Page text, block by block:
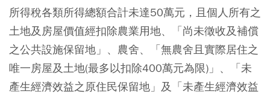
所得稅各類所得總額合計未達50萬元，且個人所有之
土地及房屋價值經扣除農業用地、「尚未徵收及補償
之公共設施保留地」、農舍、「無農舍且實際居住之
唯一房屋及土地(最多以扣除400萬元為限)」、「未
產生經濟效益之原住民保留地」及「未產生經濟效益